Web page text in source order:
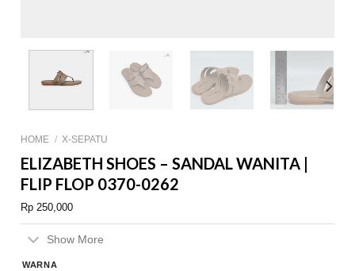
HOME / X-SEPATU
ELIZABETH SHOES – SANDAL WANITA |
FLIP FLOP 0370-0262
Rp 250,000
Show More
WARNA